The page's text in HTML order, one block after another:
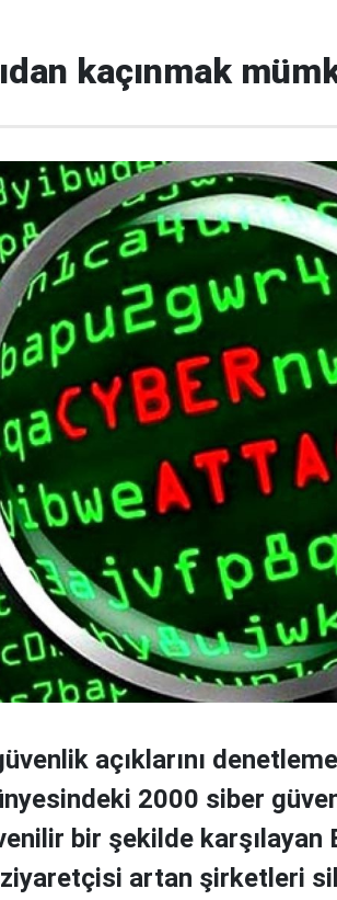
kaçınmak
açıklarını
2000 siber
bir şekilde karşılayan
artan şirketleri